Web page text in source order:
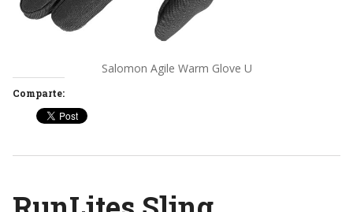
Salomon Agile Warm Glove U
Comparte: